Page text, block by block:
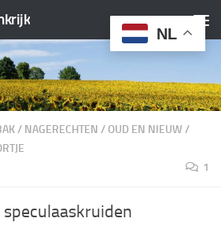
/ NAGERECHTEN /OUD EN NIEUW/
1
NL